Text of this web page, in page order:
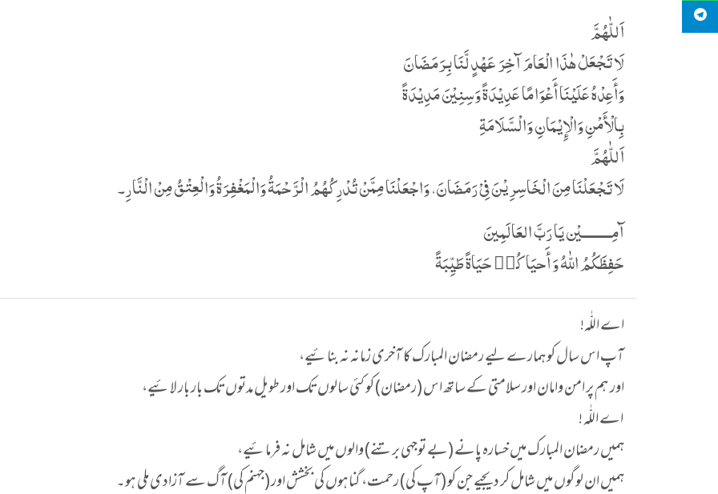
اَللّٰهُمَّ
لَا تَجْعَلْ ھٰذَا الْعَامَ آخِرَ عَھْدٍ لَّنَا بِرَمَضَانَ
وَأَعِدْهُ عَلَیْنَا أَعْوَامًا عَدِیْدَةً وَسِنِیْنَ مَدِیْدَۃً
بِالْأَمْنِ وَالْإِیْمَانِ وَالْسَّلَامَةِ
اَللّٰهُمَّ
لَا تَجْعَلْنَا مِنَ الْخَاسِرِیْنَ فِیْ رَمَضَانَ، وَاجْعَلْنَا مِمَّنْ تُدْرِکُھُمُ الْرَّحْمَةُ وَالْمَغْفِرَةُ وَالْعِتْقُ مِنْ الْنَّارِ۔
آمِـــــــــيْن يَا رَبَّ العَالَمِينَ
حَفِظَكُمُ اللّٰهُ وَ أَحيَاكُم٘ حَيَاةً طَيِّبَةً
اے اللّٰہ!
آپ اس سال کو ہمارے لیے رمضان المبارک کا آخری زمانہ نہ بنائیے،
اور ہم پر امن وامان اور سلامتی کے ساتھ اس (رمضان) کو کئی سالوں تک اور طویل مدتوں تک بار بار لائیے،
اے اللّٰہ !
ہمیں رمضان المبارک میں خسارہ پانے (بے توجہی برتنے) والوں میں شامل نہ فرمائیے،
ہمیں ان لوگوں میں شامل کر دیجیے جن کو (آپ کی) رحمت، گناہوں کی بخشش اور (جہنم کی) آگ سے آزادی ملی ہو۔